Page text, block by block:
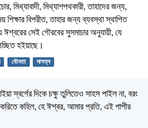
মিথ্যাবাদী, মিথ্যাশপথকারী, তাহাদের জন্য,
শিক্ষার বিপরীত, তাহার জন্য ব্যবস্থা স্থাপিত
সেই গৌরবের সুসমাচার অনুযায়ী, যে
হইয়াছে।
যৌনতা দাসত্ব
স্বর্গের দিকে চক্ষু তুলিতেও সাহস পাইল না, বরং
করিতে কহিল, হে ঈশ্বর, আমার প্রতি, এই পাপীর